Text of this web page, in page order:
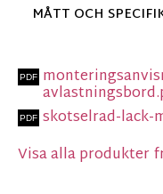
MÅTT OCH
skotselrad-lack-
Visa alla produkter